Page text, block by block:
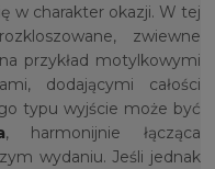
w charakter okazji. W tej
zwiewne
przykład motylkowymi
dodającymi całości
typu wyjście może być
, harmonijnie łącząca
wydaniu. Jeśli jednak